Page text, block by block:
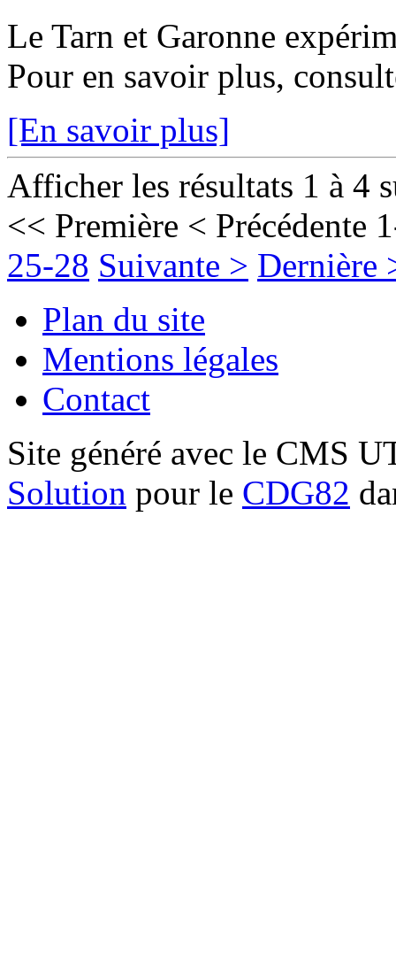
Le Tarn et Garonne
Pour en savoir plus,
[En savoir plus]
Afficher les résultats 1 à 4
<< Première < Précédente
25-28 Suivante > Dernière
Plan du site
Mentions légales
Contact
Site généré avec le CMS
Solution pour le CDG82